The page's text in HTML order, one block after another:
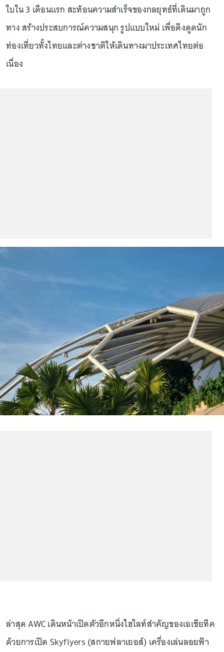
ใบใน 3 เดือนแรก สะท้อนความสำเร็จของกลยุทธ์ที่เดินมาถูก
ทาง สร้างประสบการณ์ความสนุก รูปแบบใหม่ เพื่อดึงดูดนัก
ท่องเที่ยวทั้งไทยและต่างชาติให้เดินทางมาประเทศไทยต่อ
เนื่อง
ล่าสุด AWC เดินหน้าเปิดตัวอีกหนึ่งไฮไลท์สำคัญของเอเชียทีค
ด้วยการเปิด Skyflyers (สกายฟลาเยอส์) เครื่องเล่นลอยฟ้า